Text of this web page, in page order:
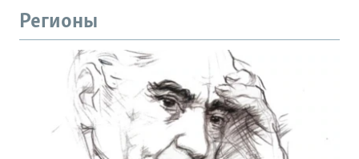
Регионы